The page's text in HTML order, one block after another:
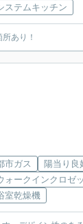
ステムキッチン
あり！
市ガス 陽当り良
ォークインクロゼ
室乾燥機